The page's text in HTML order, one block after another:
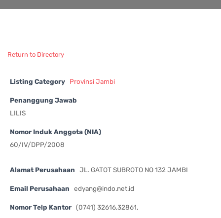
Return to Directory
Listing Category Provinsi Jambi
Penanggung Jawab
LILIS
Nomor Induk Anggota (NIA)
60/IV/DPP/2008
Alamat Perusahaan JL. GATOT SUBROTO NO 132 JAMBI
Email Perusahaan edyang@indo.net.id
Nomor Telp Kantor (0741) 32616,32861,